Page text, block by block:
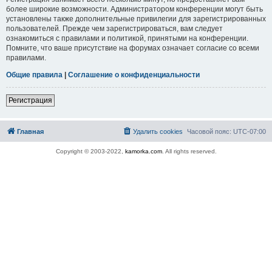
более широкие возможности. Администратором конференции могут быть
установлены также дополнительные привилегии для зарегистрированных
пользователей. Прежде чем зарегистрироваться, вам следует
ознакомиться с правилами и политикой, принятыми на конференции.
Помните, что ваше присутствие на форумах означает согласие со всеми
правилами.
Общие правила | Соглашение о конфиденциальности
Регистрация
Главная Часовой пояс: UTC-07:00
Удалить cookies
Copyright © 2003-2022, kamorka.com. All rights reserved.